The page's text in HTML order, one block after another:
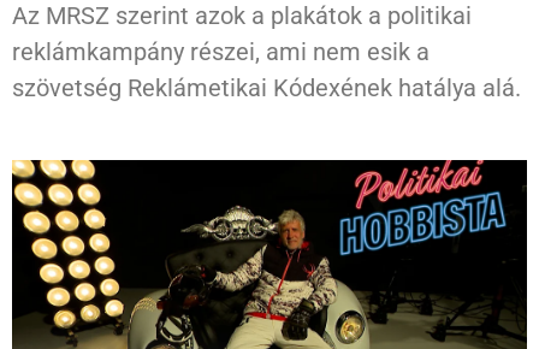
Az MRSZ szerint azok a plakátok a politikai
reklámkampány részei, ami nem esik a
szövetség Reklámetikai Kódexének hatálya alá.